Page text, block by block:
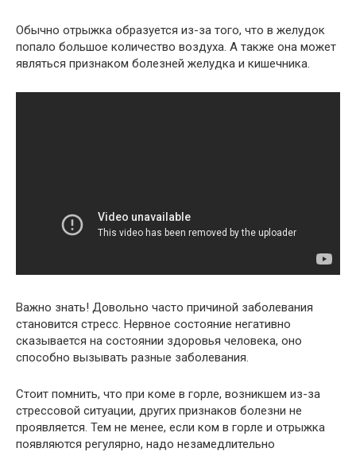
Обычно отрыжка образуется из-за того, что в желудок
попало большое количество воздуха. А также она может
являться признаком болезней желудка и кишечника.
Важно знать! Довольно часто причиной заболевания
становится стресс. Нервное состояние негативно
сказывается на состоянии здоровья человека, оно
способно вызывать разные заболевания.
Стоит помнить, что при коме в горле, возникшем из-за
стрессовой ситуации, других признаков болезни не
проявляется. Тем не менее, если ком в горле и отрыжка
появляются регулярно, надо незамедлительно